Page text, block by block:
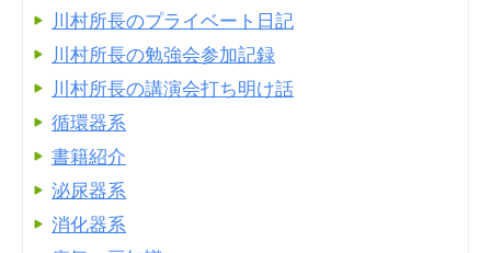
川村所長のプライベート日記
川村所長の勉強会参加記録
川村所長の講演会打ち明け話
循環器系
書籍紹介
泌尿器系
消化器系